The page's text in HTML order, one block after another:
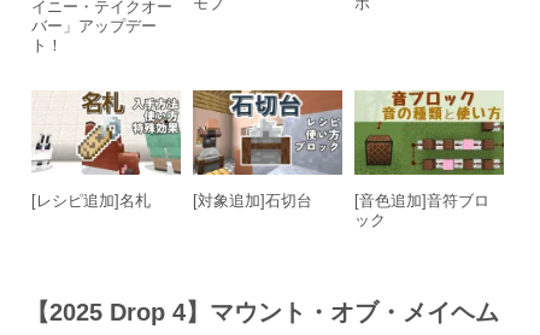
イニー・テイクオー
バー」アップデー
ト！
[レシピ追加]名札 [対象追加]石切台
[音色追加]音符ブロ
ック
【2025 Drop 4】マウント・オブ・メイヘム